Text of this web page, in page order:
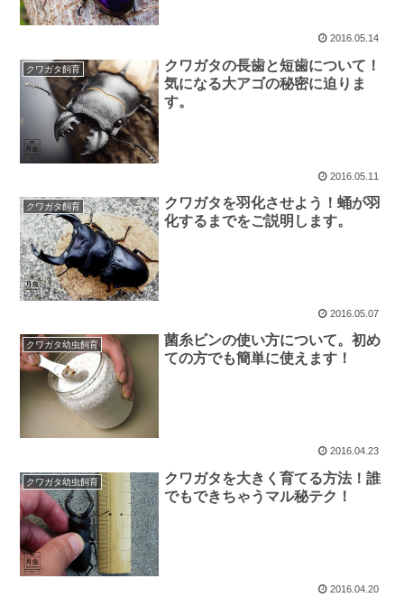
2016.05.14
クワガタ飼育
クワガタの長歯と短歯について！
気になる大アゴの秘密に迫りま
す。
2016.05.11
クワガタ飼育
クワガタを羽化させよう！蛹が羽
化するまでをご説明します。
2016.05.07
クワガタ幼虫飼育
菌糸ビンの使い方について。初め
ての方でも簡単に使えます！
2016.04.23
クワガタ幼虫飼育
クワガタを大きく育てる方法！誰
でもできちゃうマル秘テク！
2016.04.20